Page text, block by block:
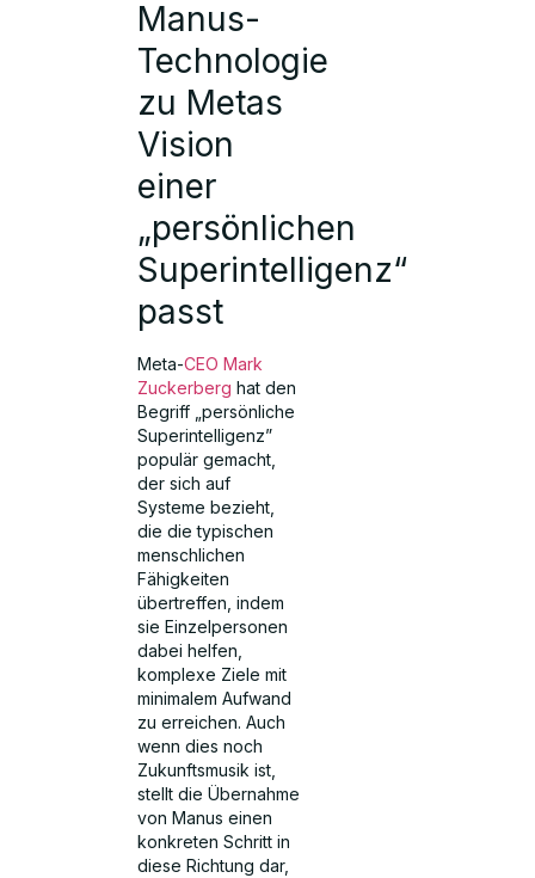
Manus-
Technologie
zu Metas
Vision
einer
„persönlichen
Superintelligenz“
passt
Meta-CEO Mark
Zuckerberg hat den
Begriff „persönliche
Superintelligenz”
populär gemacht,
der sich auf
Systeme bezieht,
die die typischen
menschlichen
Fähigkeiten
übertreffen, indem
sie Einzelpersonen
dabei helfen,
komplexe Ziele mit
minimalem Aufwand
zu erreichen. Auch
wenn dies noch
Zukunftsmusik ist,
stellt die Übernahme
von Manus einen
konkreten Schritt in
diese Richtung dar,